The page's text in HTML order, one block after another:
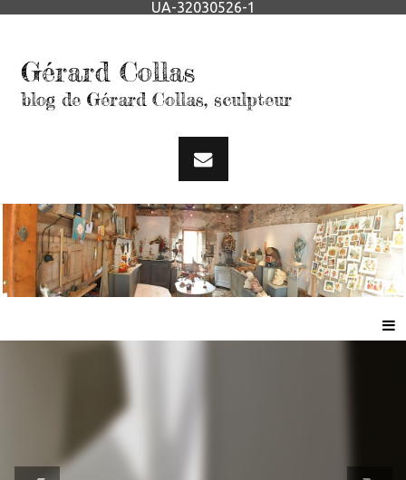
UA-32030526-1
Gérard Collas
blog de Gérard Collas, sculpteur